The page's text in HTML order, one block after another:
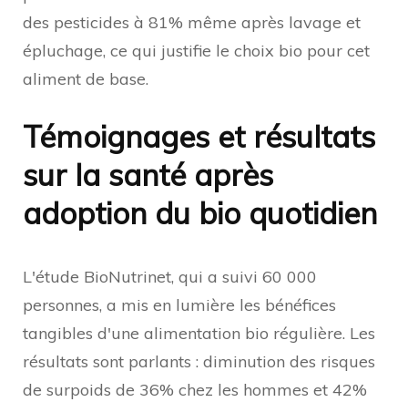
des pesticides à 81% même après lavage et
épluchage, ce qui justifie le choix bio pour cet
aliment de base.
Témoignages et résultats
sur la santé après
adoption du bio quotidien
L'étude BioNutrinet, qui a suivi 60 000
personnes, a mis en lumière les bénéfices
tangibles d'une alimentation bio régulière. Les
résultats sont parlants : diminution des risques
de surpoids de 36% chez les hommes et 42%